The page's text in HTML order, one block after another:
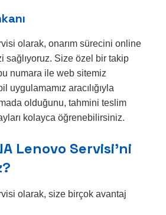
olarak, onarım sürecini online
sağlıyoruz. Size özel bir takip
numara ile web sitemiz
uygulamamız aracılığıyla
olduğunu, tahmini teslim
kolayca öğrenebilirsiniz.
Lenovo Servisi’ni
olarak, size birçok avantaj